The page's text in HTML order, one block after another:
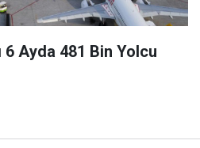
6 Ayda 481 Bin Yolcu